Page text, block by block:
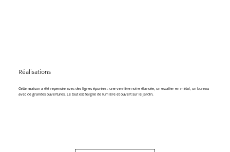
Réalisations
Cette maison a été repensée avec des lignes épurées : une verrière noire élancée, un escalier en métal, un bureau
avec de grandes ouvertures. Le tout est baigné de lumière et ouvert sur le jardin.